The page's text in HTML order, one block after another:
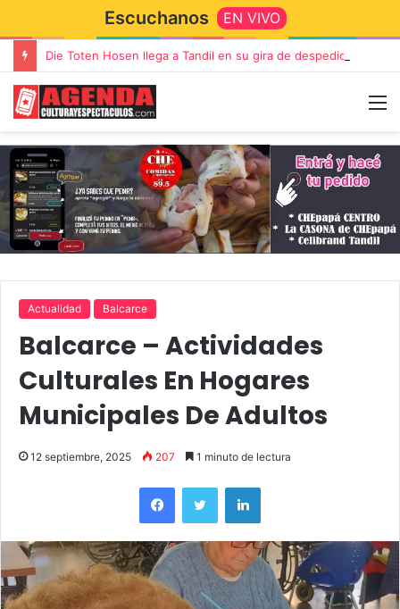
Escuchanos EN VIVO
Actualidad Balcarce
Balcarce – Actividades
Culturales En Hogares
Municipales De Adultos
12 septiembre, 2025 207 1 minuto de lectura